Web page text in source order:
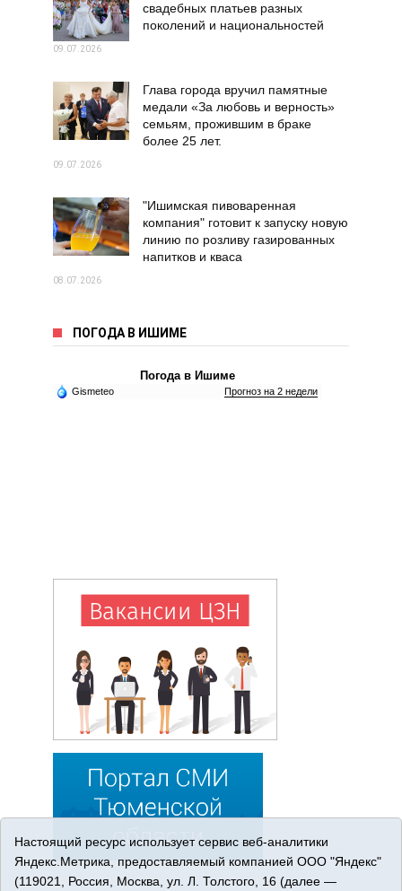
свадебных платьев разных
поколений и национальностей
09.07.2026
Глава города вручил памятные
медали «За любовь и верность»
семьям, прожившим в браке
более 25 лет.
09.07.2026
"Ишимская пивоваренная
компания" готовит к запуску новую
линию по розливу газированных
напитков и кваса
08.07.2026
ПОГОДА В ИШИМЕ
Погода в Ишиме
Gismeteo Прогноз на 2 недели
Настоящий ресурс использует сервис веб-аналитики
Яндекс.Метрика, предоставляемый компанией ООО "Яндекс"
(119021, Россия, Москва, ул. Л. Толстого, 16 (далее —